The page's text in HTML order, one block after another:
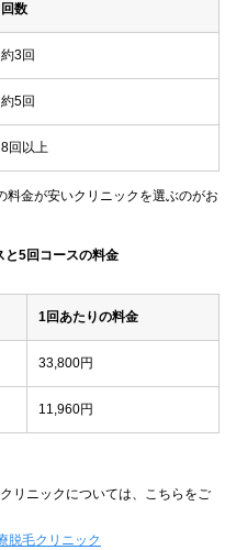
回数
約3回
約5回
8回以上
金が安いクリニックを選ぶのがお
と5回コースの料金
1回あたりの料金
33,800円
11,960円
リニックについては、こちらをご
脱毛クリニック